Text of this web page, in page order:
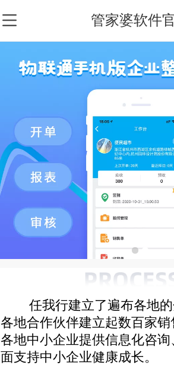
管家婆软件
任我行建立了遍布各地的
各地合作伙伴建立起数百家
各地中小企业提供信息化咨
面支持中小企业健康成长。